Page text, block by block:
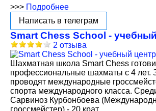
>>> Подробнее
Написать в телеграм
Smart Chess School -
2 отзыва
Шахматная школа Smart Chess
профессиональные шахматы с 4 лет.
проводят международные
спорта международного класса.
Сарвиноз Курбонбоева
гроссмейстер) - 20 крат